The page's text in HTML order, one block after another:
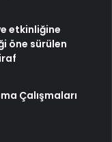
etkinliğine
öne sürülen
Çalışmaları